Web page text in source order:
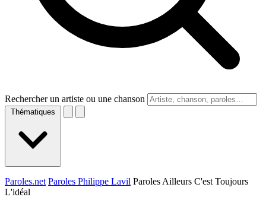
Rechercher un artiste ou une chanson
Thématiques
Paroles.net Paroles Philippe Lavil Paroles Ailleurs C'est Toujours
L'idéal